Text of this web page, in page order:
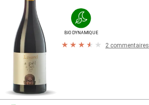
BIODYNAMIQUE
2 commentaires